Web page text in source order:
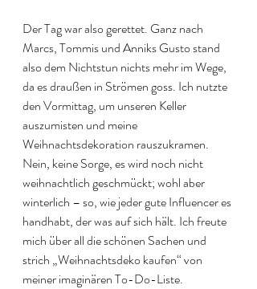
Der Tag war also gerettet. Ganz nach
Marcs, Tommis und Anniks Gusto stand
also dem Nichtstun nichts mehr im Wege,
da es draußen in Strömen goss. Ich nutzte
den Vormittag, um unseren Keller
auszumisten und meine
Weihnachtsdekoration rauszukramen.
Nein, keine Sorge, es wird noch nicht
weihnachtlich geschmückt; wohl aber
winterlich – so, wie jeder gute Influencer es
handhabt, der was auf sich hält. Ich freute
mich über all die schönen Sachen und
strich „Weihnachtsdeko kaufen“ von
meiner imaginären To-Do-Liste.